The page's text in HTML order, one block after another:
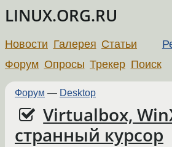
LINUX.ORG.RU
Новости Галерея Статьи
Форум Опросы Трекер Поиск
Форум — Desktop
Virtualbox,
странный курсор